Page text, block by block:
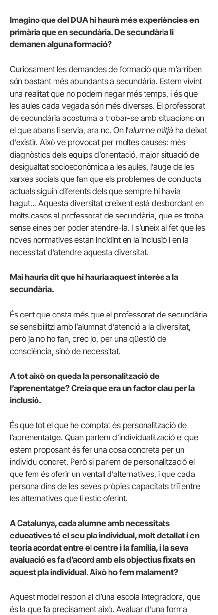
Imagino que del DUA hi haurà més experiències en
primària que en secundària. De secundària li
demanen alguna formació?
Curiosament les demandes de formació que m’arriben
són bastant més abundants a secundària. Estem vivint
una realitat que no podem negar més temps, i és que
les aules cada vegada són més diverses. El professorat
de secundària acostuma a trobar-se amb situacions on
el que abans li servia, ara no. On l’alumne mitjà ha deixat
d’existir. Això ve provocat per moltes causes: més
diagnòstics dels equips d’orientació, major situació de
desigualtat socioeconòmica a les aules, l’auge de les
xarxes socials que fan que els problemes de conducta
actuals siguin diferents dels que sempre hi havia
hagut… Aquesta diversitat creixent està desbordant en
molts casos al professorat de secundària, que es troba
sense eines per poder atendre-la. I s’uneix al fet que les
noves normatives estan incidint en la inclusió i en la
necessitat d’atendre aquesta diversitat.
Mai hauria dit que hi hauria aquest interès a la
secundària.
És cert que costa més que el professorat de secundària
se sensibilitzi amb l’alumnat d’atenció a la diversitat,
però ja no ho fan, crec jo, per una qüestió de
consciència, sinó de necessitat.
A tot això on queda la personalització de
l’aprenentatge? Creia que era un factor clau per la
inclusió.
És que tot el que he comptat és personalització de
l’aprenentatge. Quan parlem d’individualització el que
estem proposant és fer una cosa concreta per un
individu concret. Però si parlem de personalització el
que fem és oferir un ventall d’alternatives, i que cada
persona dins de les seves pròpies capacitats triï entre
les alternatives que li estic oferint.
A Catalunya, cada alumne amb necessitats
educatives té el seu pla individual, molt detallat i en
teoria acordat entre el centre i la família, i la seva
avaluació es fa d’acord amb els objectius fixats en
aquest pla individual. Això ho fem malament?
Aquest model respon al d’una escola integradora, que
és la que fa precisament això. Avaluar d’una forma